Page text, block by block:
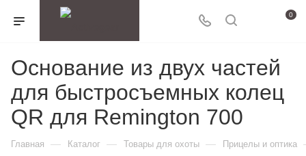
0
Основание из двух частей
для быстросъемных колец
QR для Remington 700
Главная — Каталог — Товары для охоты — Прицелы и оптика